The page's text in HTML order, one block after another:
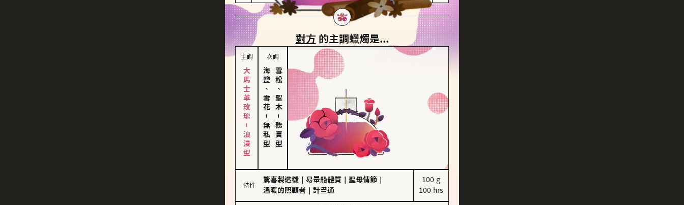
對方 的主調蠟燭是...
主調
大馬士革玫瑰－浪漫型
次調
海鹽、雪花
－
無私型
雪松、聖木
－
務實型
特性
驚喜製造機 易暈船體質 聖母情節
溫暖的照顧者
計畫通
100 g
100 hrs